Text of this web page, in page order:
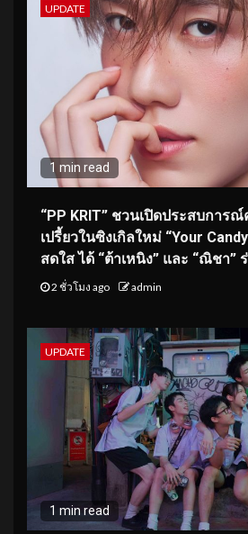
UPDATE
1 min read
“PP KRIT” ชวนเปิดประสบการ
เปรี้ยวในซิงเกิลใหม่ “Your
สดใส ได้ “ต้าเหนิง” และ “ณิชา”
2 ชั่วโมง ago admin
UPDATE
1 min read